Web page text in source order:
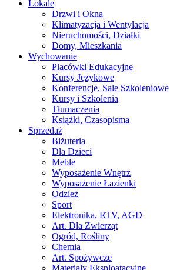
Lokale
Drzwi i Okna
Klimatyzacja i Wentylacja
Nieruchomości, Działki
Domy, Mieszkania
Wychowanie
Placówki Edukacyjne
Kursy Językowe
Konferencje, Sale Szkoleniowe
Kursy i Szkolenia
Tłumaczenia
Książki, Czasopisma
Sprzedaż
Biżuteria
Dla Dzieci
Meble
Wyposażenie Wnętrz
Wyposażenie Łazienki
Odzież
Sport
Elektronika, RTV, AGD
Art. Dla Zwierząt
Ogród, Rośliny
Chemia
Art. Spożywcze
Materiały Eksploatacyjne